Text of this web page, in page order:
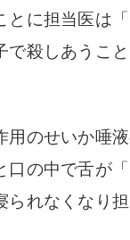
とに担当医は
で殺しあうこ
のせいか唾
口の中で舌が
られなくなり